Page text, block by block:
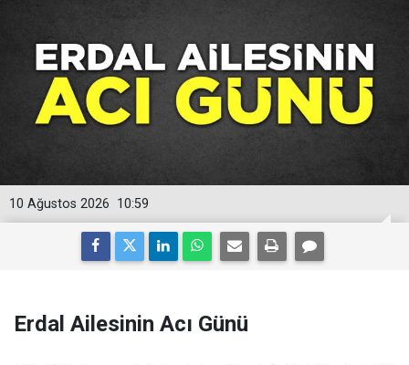
10:59
10 Ağustos 2026
Erdal Ailesinin Acı Günü